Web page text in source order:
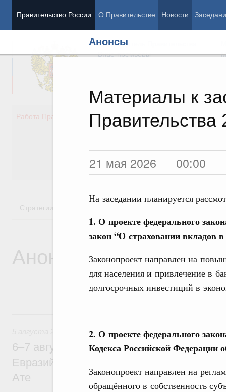
Правительство России О Правительстве Новости
Анонсы
Материалы к
Правительства
21 мая 2026 00:00
На заседании планируется
1. О проекте федерального
закон “О страховании вкладов
Законопроект направлен на
для населения и привлечение в
долгосрочных инвестиций в
2. О проекте федерального
Кодекса Российской
Законопроект направлен на
обращённого в собственность
Председатель Правительства
Вице-премьеры
Работа Правительства
Демография
Здоровье
Общество
Государство
Стратегии
Анонсы
6–7 августа Михаил Мишустин примет
Евразийского межправительственного
Ате